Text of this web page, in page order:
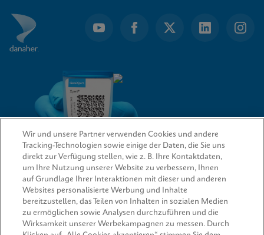
QUICK LINKS
RECHTSWESEN
Wir und unsere Partner verwenden Cookies und andere
Tracking-Technologien sowie einige der Daten, die Sie uns
direkt zur Verfügung stellen, wie z. B. Ihre Kontaktdaten,
um Ihre Nutzung unserer Website zu verbessern, Ihnen
auf Grundlage Ihrer Interaktionen mit dieser und anderen
Websites personalisierte Werbung und Inhalte
bereitzustellen, das Teilen von Inhalten in sozialen Medien
zu ermöglichen sowie Analysen durchzuführen und die
Wirksamkeit unserer Werbekampagnen zu messen. Durch